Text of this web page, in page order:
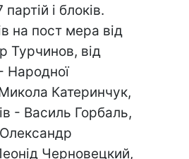
і блоків.
на пост мера від
від
Народної
Катеринчук,
- Василь Горбаль,
Черновецкий,